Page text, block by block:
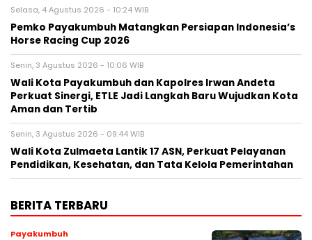
Selasa, 4 Agustus 2026 - 10:24 WIB
Pemko Payakumbuh Matangkan Persiapan Indonesia’s
Horse Racing Cup 2026
Senin, 3 Agustus 2026 - 10:06 WIB
Wali Kota Payakumbuh dan Kapolres Irwan Andeta
Perkuat Sinergi, ETLE Jadi Langkah Baru Wujudkan Kota
Aman dan Tertib
Senin, 3 Agustus 2026 - 09:44 WIB
Wali Kota Zulmaeta Lantik 17 ASN, Perkuat Pelayanan
Pendidikan, Kesehatan, dan Tata Kelola Pemerintahan
BERITA TERBARU
Payakumbuh